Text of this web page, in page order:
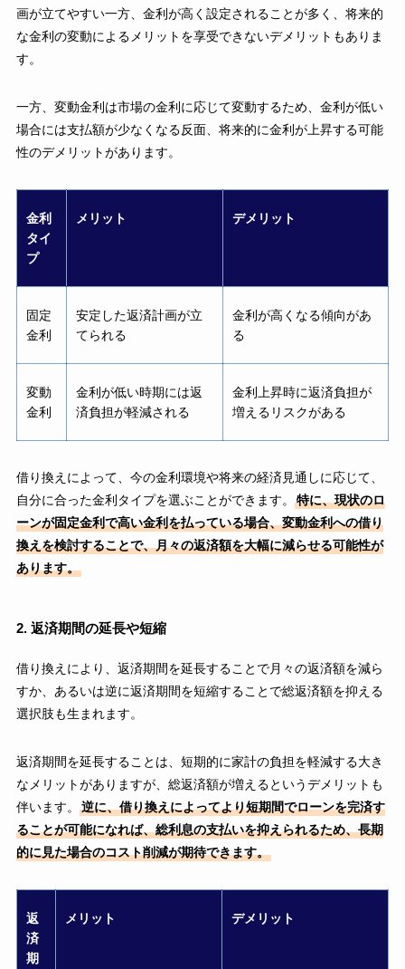
画が立てやすい一方、金利が高く設定されることが多く、将来的
な金利の変動によるメリットを享受できないデメリットもありま
す。
一方、変動金利は市場の金利に応じて変動するため、金利が低い
場合には支払額が少なくなる反面、将来的に金利が上昇する可能
性のデメリットがあります。
金利
タイ
プ
メリット デメリット
固定
金利
安定した返済計画が立
てられる
金利が高くなる傾向があ
る
変動
金利
金利が低い時期には返
済負担が軽減される
金利上昇時に返済負担が
増えるリスクがある
借り換えによって、今の金利環境や将来の経済見通しに応じて、
自分に合った金利タイプを選ぶことができます。
特に、現状のロ
ーンが固定金利で高い金利を払っている場合、変動金利への借り
換えを検討することで、月々の返済額を大幅に減らせる可能性が
あります。
2. 返済期間の延長や短縮
借り換えにより、返済期間を延長することで月々の返済額を減ら
すか、あるいは逆に返済期間を短縮することで総返済額を抑える
選択肢も生まれます。
返済期間を延長することは、短期的に家計の負担を軽減する大き
なメリットがありますが、総返済額が増えるというデメリットも
伴います。
逆に、借り換えによってより短期間でローンを完済す
ることが可能になれば、総利息の支払いを抑えられるため、長期
的に見た場合のコスト削減が期待できます。
返
済
期
メリット デメリット